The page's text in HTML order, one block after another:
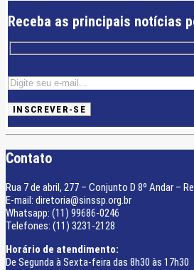
Receba as principais notícias
Contato
Rua 7 de abril, 277 – Conjunto D 8º Andar –
E-mail: diretoria@sinssp.org.br
Whatsapp: (11) 99686-0246
Telefones: (11) 3231-2128
Horário de atendimento:
De Segunda à Sexta-feira das 8h30 às 17h30